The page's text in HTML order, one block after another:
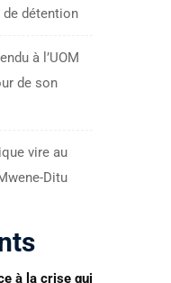
détention
à l’UOM
de son
vire au
Ditu
à la crise qui